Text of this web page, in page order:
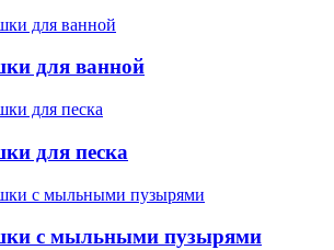
для ванной
для песка
с мыльными пузырями